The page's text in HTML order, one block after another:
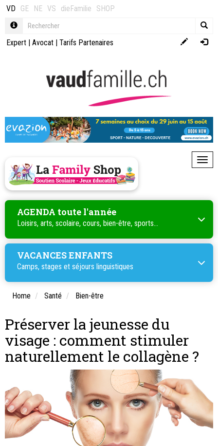
VD GE NE VS dieFamilie SHOP
Expert | Avocat | Tarifs Partenaires
AGENDA toute l'année
Loisirs, arts, scolaire, cours, bien-être, sports...
VACANCES ENFANTS
Camps, stages et séjours linguistiques
Home Santé Bien-être
Préserver la jeunesse du
visage : comment stimuler
naturellement le collagène ?